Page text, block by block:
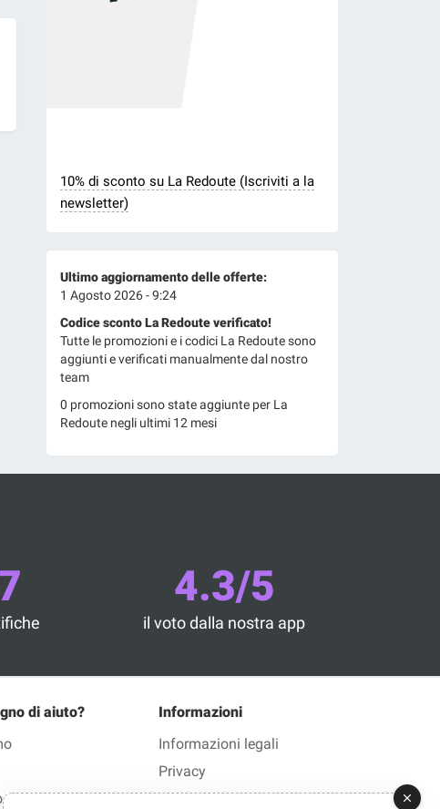
10% di sconto su La Redoute (Iscriviti a la
newsletter)
Ultimo aggiornamento delle offerte:
1 Agosto 2026 - 9:24
Codice sconto La Redoute verificato!
Tutte le promozioni e i codici La Redoute sono
aggiunti e verificati manualmente dal nostro
team
0 promozioni sono state aggiunte per La
Redoute negli ultimi 12 mesi
4.3/5
il voto dalla nostra app
di aiuto?
Informazioni
Informazioni legali
Privacy